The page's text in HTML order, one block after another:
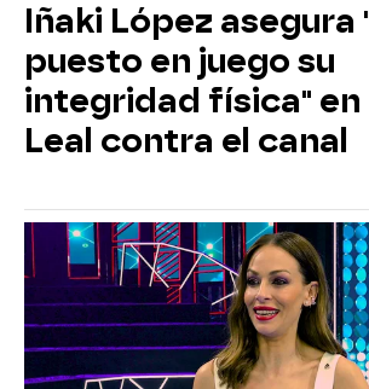
Iñaki López asegura
puesto en juego su
integridad física" en
Leal contra el canal